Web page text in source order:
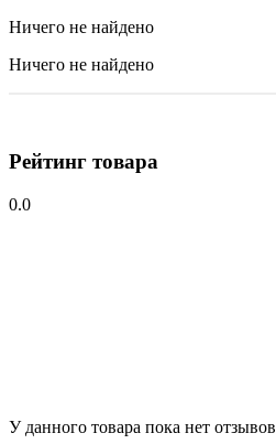
Ничего не найдено
Ничего не найдено
Рейтинг товара
0.0
У данного товара пока нет отзывов